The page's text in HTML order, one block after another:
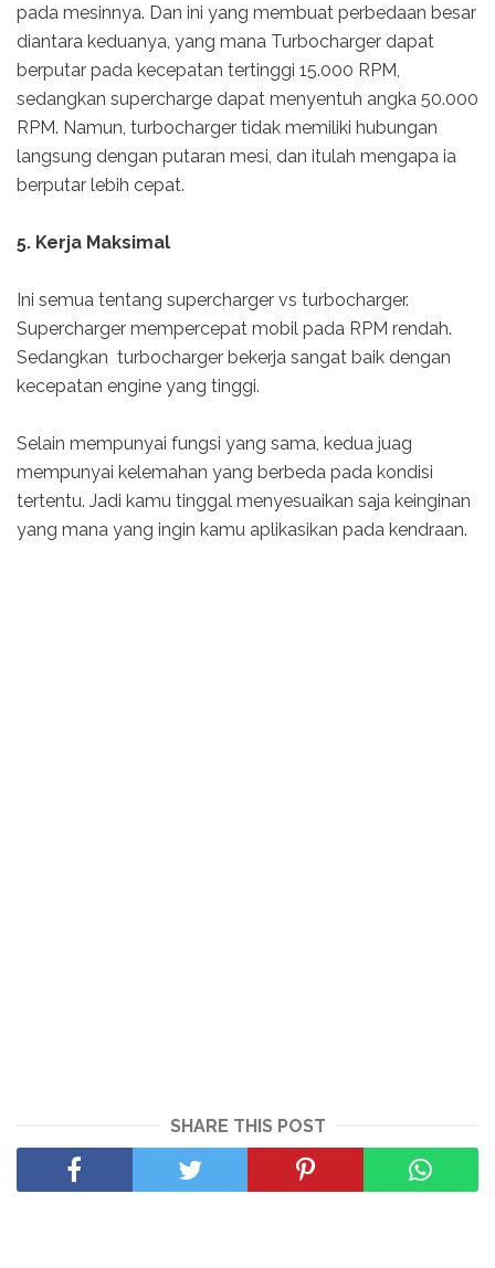
pada mesinnya. Dan ini yang membuat perbedaan besar
diantara keduanya, yang mana Turbocharger dapat
berputar pada kecepatan tertinggi 15.000 RPM,
sedangkan supercharge dapat menyentuh angka 50.000
RPM. Namun, turbocharger tidak memiliki hubungan
langsung dengan putaran mesi, dan itulah mengapa ia
berputar lebih cepat.
5. Kerja Maksimal
Ini semua tentang supercharger vs turbocharger.
Supercharger mempercepat mobil pada RPM rendah.
Sedangkan turbocharger bekerja sangat baik dengan
kecepatan engine yang tinggi.
Selain mempunyai fungsi yang sama, kedua juag
mempunyai kelemahan yang berbeda pada kondisi
tertentu. Jadi kamu tinggal menyesuaikan saja keinginan
yang mana yang ingin kamu aplikasikan pada kendraan.
SHARE THIS POST